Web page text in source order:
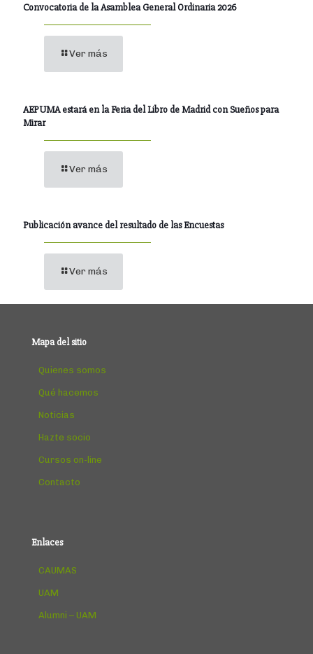
Convocatoria de la Asamblea General Ordinaria 2026
Ver más
AEPUMA estará en la Feria del Libro de Madrid con Sueños para
Mirar
Ver más
Publicación avance del resultado de las Encuestas
Ver más
Mapa del sitio
Quienes somos
Qué hacemos
Noticias
Hazte socio
Cursos on-line
Contacto
Enlaces
CAUMAS
UAM
Alumni – UAM